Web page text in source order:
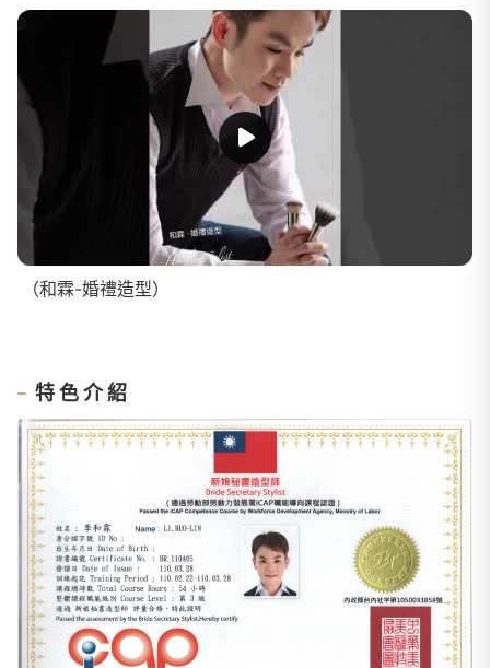
（和霖-婚禮造型）
特色介紹